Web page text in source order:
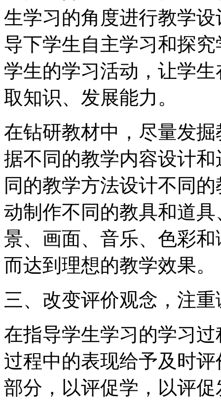
生学习的角度进行教学
导下学生自主学习和探
学生的学习活动，让学
取知识、发展能力。
在钻研教材中，尽量发
据不同的教学内容设计
同的教学方法设计不同
动制作不同的教具和道
景、画面、音乐、色彩
而达到理想的教学效果。
三、改变评价观念，注
在指导学生学习的学习
过程中的表现给予及时
部分，以评促学，以评促